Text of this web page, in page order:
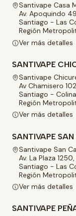
Santivape Casa
Av. Apoquindo
Santiago - Las
Región
Ver más detalles
SANTIVAPE
Santivape
Av Chamisero
Santiago - Colina
Región
Ver más detalles
SANTIVAPE
Santivape San
Av. La Plaza
Santiago - Las
Región
Ver más detalles
SANTIVAPE